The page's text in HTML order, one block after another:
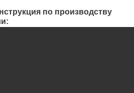
по производству